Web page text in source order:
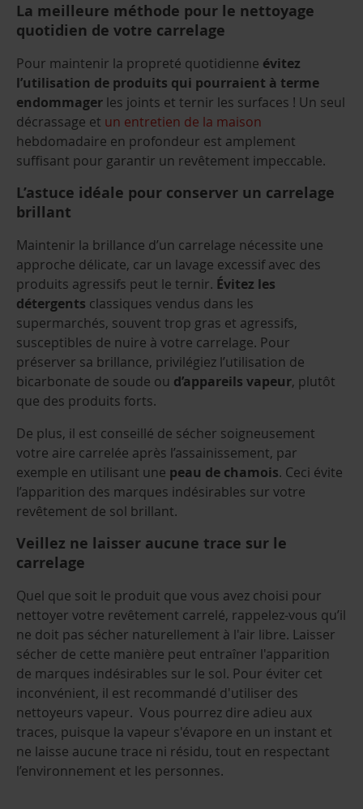
La meilleure méthode pour le nettoyage
quotidien de votre carrelage
Pour maintenir la propreté quotidienne évitez
l’utilisation de produits qui pourraient à terme
endommager les joints et ternir les surfaces ! Un seul
décrassage et un entretien de la maison
hebdomadaire en profondeur est amplement
suffisant pour garantir un revêtement impeccable.
L’astuce idéale pour conserver un carrelage
brillant
Maintenir la brillance d’un carrelage nécessite une
approche délicate, car un lavage excessif avec des
produits agressifs peut le ternir. Évitez les
détergents classiques vendus dans les
supermarchés, souvent trop gras et agressifs,
susceptibles de nuire à votre carrelage. Pour
préserver sa brillance, privilégiez l’utilisation de
bicarbonate de soude ou d’appareils vapeur, plutôt
que des produits forts.
De plus, il est conseillé de sécher soigneusement
votre aire carrelée après l’assainissement, par
exemple en utilisant une peau de chamois. Ceci évite
l’apparition des marques indésirables sur votre
revêtement de sol brillant.
Veillez ne laisser aucune trace sur le
carrelage
Quel que soit le produit que vous avez choisi pour
nettoyer votre revêtement carrelé, rappelez-vous qu’il
ne doit pas sécher naturellement à l'air libre. Laisser
sécher de cette manière peut entraîner l'apparition
de marques indésirables sur le sol. Pour éviter cet
inconvénient, il est recommandé d'utiliser des
nettoyeurs vapeur. Vous pourrez dire adieu aux
traces, puisque la vapeur s'évapore en un instant et
ne laisse aucune trace ni résidu, tout en respectant
l’environnement et les personnes.